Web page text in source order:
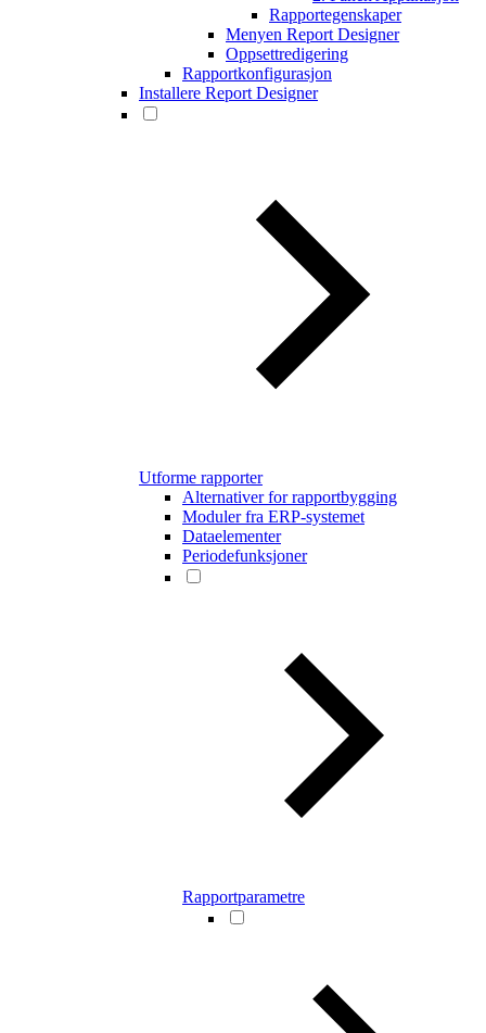
Rapportegenskaper
Menyen Report Designer
Oppsettredigering
Rapportkonfigurasjon
Installere Report Designer
Utforme rapporter
Alternativer for rapportbygging
Moduler fra ERP-systemet
Dataelementer
Periodefunksjoner
Rapportparametre